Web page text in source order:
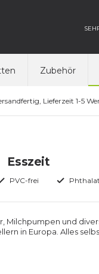
Zubehör
Lieferzeit 1-5
Esszeit
PVC-frei
Milchpumpen und
in Europa. Alles